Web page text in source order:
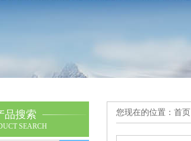
品搜索
SEARCH
您现在的位置： 首页